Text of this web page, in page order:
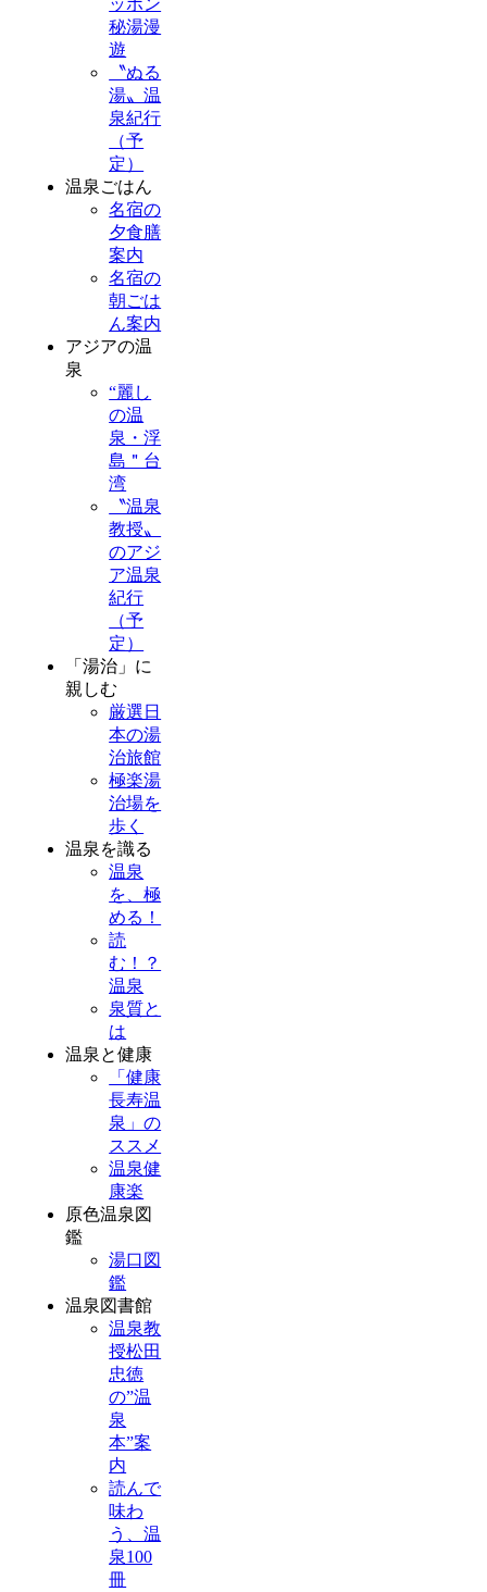
ッポン
秘湯漫
遊
〝ぬる
湯〟温
泉紀行
（予
定）
温泉ごはん
名宿の
夕食膳
案内
名宿の
朝ごは
ん案内
アジアの温
泉
“麗し
の温
泉・浮
島＂台
湾
〝温泉
教授〟
のアジ
ア温泉
紀行
（予
定）
「湯治」に
親しむ
厳選日
本の湯
治旅館
極楽湯
治場を
歩く
温泉を識る
温泉
を、極
める！
読
む！？
温泉
泉質と
は
温泉と健康
「健康
長寿温
泉」の
ススメ
温泉健
康楽
原色温泉図
鑑
湯口図
鑑
温泉図書館
温泉教
授松田
忠徳
の”温
泉
本”案
内
読んで
味わ
う、温
泉100
冊